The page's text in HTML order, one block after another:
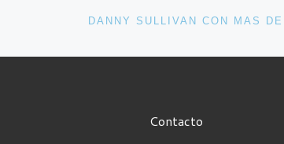
VOLVER A LA LISTA DE ENTRADAS
Contacto